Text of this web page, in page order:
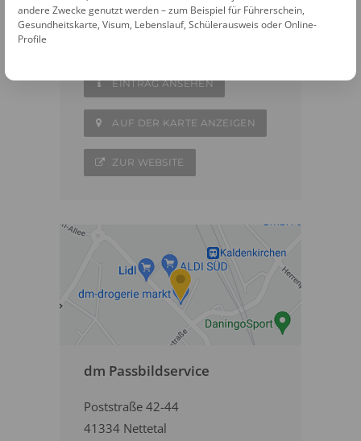
02153 - 1219943
6 Passfotos 6,95 €
EINTRAG ANSEHEN
AUF DER KARTE ANZEIGEN
ZUR WEBSITE
dm Passbildservice
Poststraße 42-44
41334 Nettetal
andere Zwecke genutzt werden – zum Beispiel für Führerschein,
Gesundheitskarte, Visum, Lebenslauf, Schülerausweis oder Online-
Profile